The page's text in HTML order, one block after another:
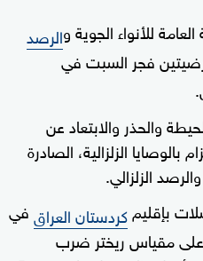
للأنواء الجوية والرصد
فجر السبت في
والحذر والابتعاد عن
بالوصايا الزلزالية، الصادرة
الزلزالي.
بإقليمكردستان العراقفي
بقوة 4.3 درجات على مقياس ريختر ضرب